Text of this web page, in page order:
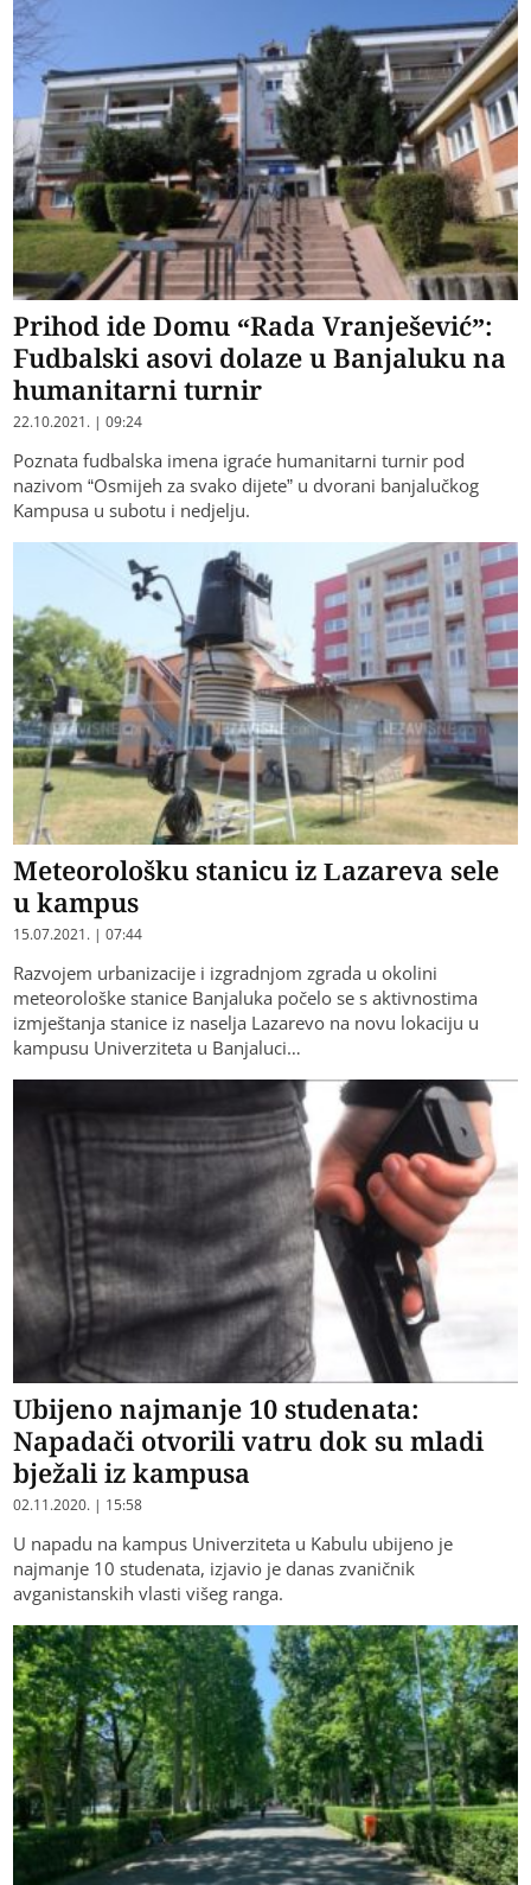
Prihod ide Domu “Rada Vranješević”:
Fudbalski asovi dolaze u Banjaluku na
humanitarni turnir
22.10.2021. | 09:24
Poznata fudbalska imena igraće humanitarni turnir pod
nazivom “Osmijeh za svako dijete” u dvorani banjalučkog
Kampusa u subotu i nedjelju.
Meteorološku stanicu iz Lazareva sele
u kampus
15.07.2021. | 07:44
Razvojem urbanizacije i izgradnjom zgrada u okolini
meteorološke stanice Banjaluka počelo se s aktivnostima
izmještanja stanice iz naselja Lazarevo na novu lokaciju u
kampusu Univerziteta u Banjaluci…
Ubijeno najmanje 10 studenata:
Napadači otvorili vatru dok su mladi
bježali iz kampusa
02.11.2020. | 15:58
U napadu na kampus Univerziteta u Kabulu ubijeno je
najmanje 10 studenata, izjavio je danas zvaničnik
avganistanskih vlasti višeg ranga.